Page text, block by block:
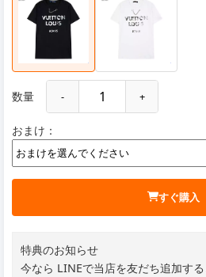
数量 - +
おまけ：
すぐ購入
特典のお知らせ
今なら LINEで当店を友だち追加す